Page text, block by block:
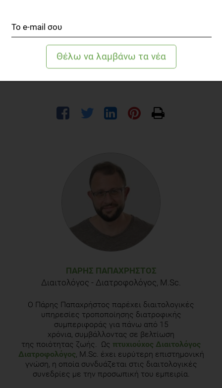
Θα πρέπει να θυμόμαστε ότι το φαγητό είναι μια απόλαυση και
ευχάριστη απασχόληση, από το οποίο δεν θα πρέπει να λείπουν και
τα λιπαρά. Το μέτρο στην ποσότητά τους και η σωστή ποιότητά
ΠΆΡΗΣ ΠΑΠΑΧΡΉΣΤΟΣ
Διαιτολόγος - Διατροφολόγος, M.Sc.
Ο Πάρης Παπαχρήστος παρέχει διαιτολογικές
υπηρεσίες τροποποίησης διατροφικής
συμπεριφοράς για πάνω από 15
χρόνια, συμβάλλοντας σε βελτίωση
της ποιότητας ζωής. Ως πτυχιούχος Διαιτολόγος
Διατροφολόγος, M.Sc. έχει ευρύτερη επιστημονική
γνώση, η οποία συνδυάζεται στις διαιτολογικές
συνεδρίες με την προσωπική του εμπειρία.